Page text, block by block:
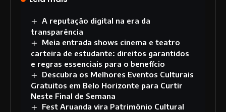
A reputação digital na era da
transparência
Meia entrada shows cinema e teatro
carteira de estudante: direitos garantidos
e regras essenciais para o benefício
Descubra os Melhores Eventos Culturais
Gratuitos em Belo Horizonte para Curtir
Neste Final de Semana
Fest Aruanda vira Patrimônio Cultural